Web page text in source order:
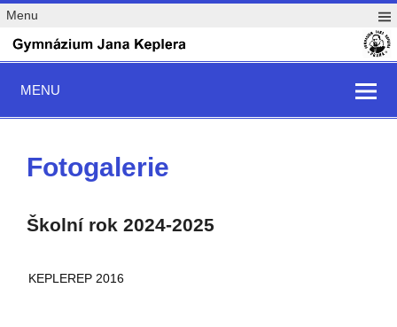
Menu
MENU
Fotogalerie
Školní rok 2024-2025
KEPLEREP 2016